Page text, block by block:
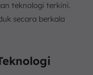
teknologi terkini.
secara berkala